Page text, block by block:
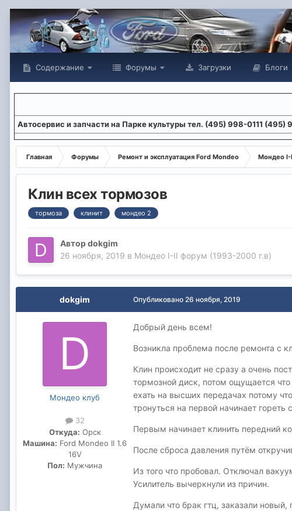
Содержание Форумы Загрузки Блоги
Aвтосервис и запчасти на Парке культуры тел. (495) 998-0111 (495)
Главная Форумы Ремонт и эксплуатация Ford Mondeo Мондео I-
Клин всех тормозов
тормоза клинит мондео 2
Авторdokgim
26 ноября, 2019 в Мондео I-II форум (1993-2000 г.в)
dokgim
Мондео клуб
32
Откуда: Орск
Машина: Ford Mondeo II 1.6
16V
Пол: Мужчина
Опубликовано 26 ноября, 2019
Добрый день всем!
Возникла проблема после ремонта с
Клин происходит не сразу а очень
тормозной диск, потом ощущается
ехать на высших передачах потому
тронуться на первой начинает гореть
Первым начинает клинить передний
После сброса давления путём
Из того что пробовал. Отключал
Усилитель вычеркнули из причин.
Думали что брак гтц, заказали